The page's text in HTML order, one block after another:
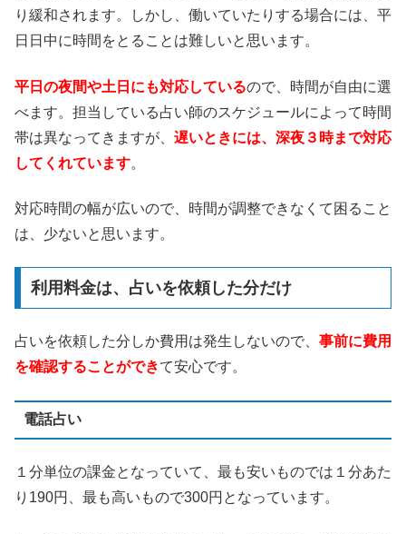
り緩和されます。しかし、働いていたりする場合には、平
日日中に時間をとることは難しいと思います。
平日の夜間や土日にも対応しているので、時間が自由に選
べます。担当している占い師のスケジュールによって時間
帯は異なってきますが、 遅いときには、深夜３時まで対応
してくれています。
対応時間の幅が広いので、時間が調整できなくて困ること
は、少ないと思います。
利用料金は、占いを依頼した分だけ
占いを依頼した分しか費用は発生しないので、 事前に費用
を確認することができて安心です。
電話占い
１分単位の課金となっていて、最も安いものでは１分あた
り190円、最も高いもので300円となっています。